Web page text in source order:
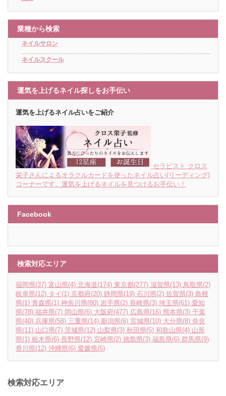
業種から検索
ネイルサロン
ネイルスクール
運気を上げるネイル探しをお手伝い
運気を上げるネイル占いをご紹介
セラピスト クロス
栄子さんによるオラクルカードを使ったネイル占い(リーディング)
コーナーです。運気を上げるネイルを見つけるお手伝い！
Facebook
検索対応エリア
福岡県(37) 富山県(4) 北海道(174) 東京都(277) 滋賀県(13) 鳥取県(2)
岐阜県(12) タイ (1) 京都府(20) 静岡県(19) 石川県(2) 佐賀県(3) 島根
県(1) 青森県(1) 神奈川県(80) 岩手県(2) 長崎県(3) 埼玉県(61) 愛知
県(78) 福井県(7) 岡山県(6) 大阪府(477) 広島県(16) 熊本県(3) 千葉
県(40) 兵庫県(58) 三重県(14) 新潟県(6) 宮城県(10) 大分県(8) 奈良
県(11) 山口県(7) 茨城県(12) 山梨県(3) 秋田県(5) 和歌山県(4) 山形
県(1) 栃木県(6) 長野県(12) 宮崎県(2) 徳島県(3) 福島県(6) 群馬県(9)
香川県(12) 沖縄県(6) 愛媛県(5)
検索対応エリア